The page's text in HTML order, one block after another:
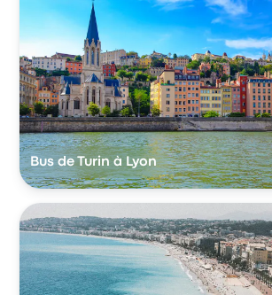
Bus de Turin à Lyon